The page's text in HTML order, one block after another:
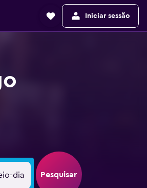
Iniciar sessão
dia Pesquisar